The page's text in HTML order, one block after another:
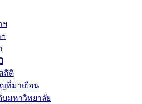
ฯ
ถิติ
ที่มาเยือน
บมหาวิทยาลัย